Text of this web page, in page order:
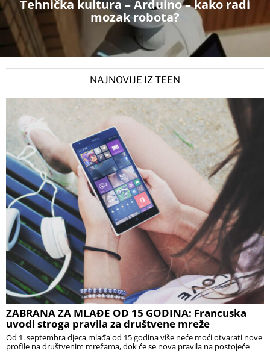
Tehnička kultura – Arduino – kako radi
mozak robota?
NAJNOVIJE IZ TEEN
ZABRANA ZA MLAĐE OD 15 GODINA: Francuska
uvodi stroga pravila za društvene mreže
Od 1. septembra djeca mlađa od 15 godina više neće moći otvarati nove
profile na društvenim mrežama, dok će se nova pravila na postojeće